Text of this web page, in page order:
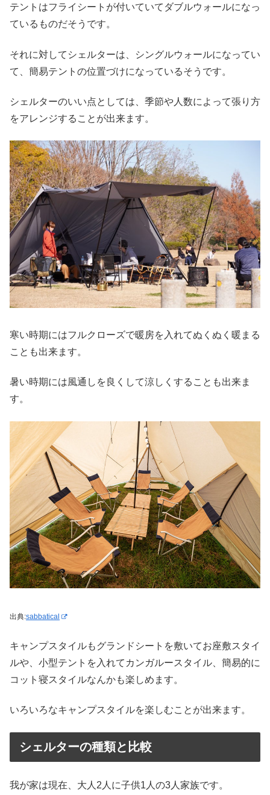
テントはフライシートが付いていてダブルウォールになっ
ているものだそうです。
それに対してシェルターは、シングルウォールになってい
て、簡易テントの位置づけになっているそうです。
シェルターのいい点としては、季節や人数によって張り方
をアレンジすることが出来ます。
寒い時期にはフルクローズで暖房を入れてぬくぬく暖まる
ことも出来ます。
暑い時期には風通しを良くして涼しくすることも出来ま
す。
出典:sabbatical
キャンプスタイルもグランドシートを敷いてお座敷スタイ
ルや、小型テントを入れてカンガルースタイル、簡易的に
コット寝スタイルなんかも楽しめます。
いろいろなキャンプスタイルを楽しむことが出来ます。
シェルターの種類と比較
我が家は現在、大人2人に子供1人の3人家族です。